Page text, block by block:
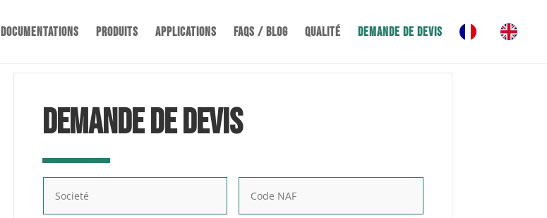
Documentations Produits Applications FAQS / BLOG Qualité DEMANDE DE DEVIS
DEMANDE DE DEVIS